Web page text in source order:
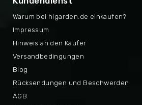
Warum bei higarden.de einkaufen?
Rücksendungen und Beschwerden
Impressum
AGB
Hinweis an den Käufer
Versandbedingungen
Blog